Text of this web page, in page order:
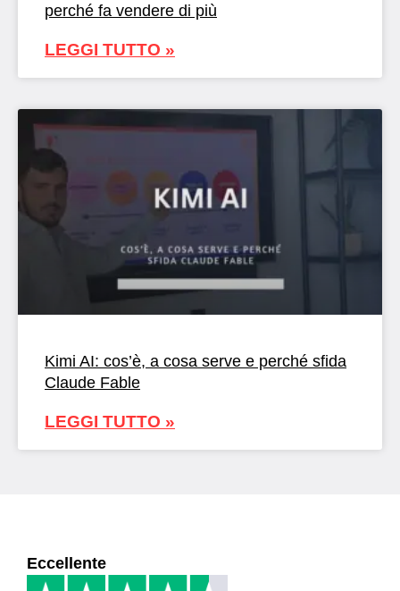
perché fa vendere di più
LEGGI TUTTO »
Kimi AI: cos’è, a cosa serve e perché sfida
Claude Fable
LEGGI TUTTO »
Eccellente